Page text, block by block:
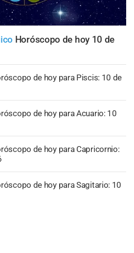
Horóscopo de hoy 10 de
de hoy para Piscis: 10 de
de hoy para Acuario: 10
de hoy para Capricornio:
de hoy para Sagitario: 10